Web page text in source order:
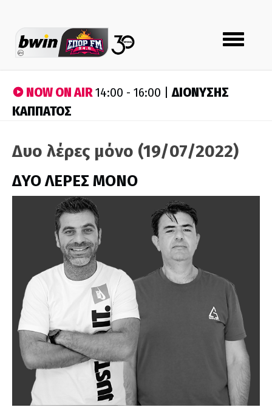
Toggle
navigation
NOW ON AIR14:00 - 16:00 |ΔΙΟΝΥΣΗΣ
ΚΑΠΠΑΤΟΣ
Δυο λέρες μόνο (19/07/2022)
ΔΥΟ ΛΕΡΕΣ ΜΟΝΟ